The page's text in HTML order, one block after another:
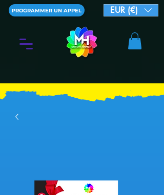
PROGRAMMER UN APPEL EUR (€)